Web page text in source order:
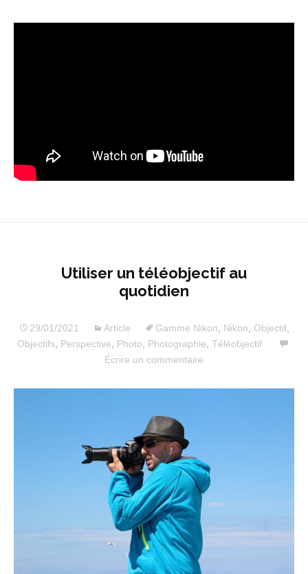
Utiliser un téléobjectif au
quotidien
29/01/2021 Article Gamme Nikon Nikon Objectif
Objectifs
Perspective Photo Photographie Téléobjectif
Écrire un commentaire